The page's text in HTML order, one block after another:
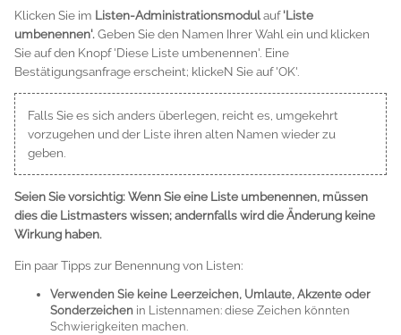
Klicken Sie im Listen-Administrationsmodulauf'Liste
umbenennen'. Geben Sie den Namen Ihrer Wahl ein und klicken
Sie auf den Knopf 'Diese Liste umbenennen'. Eine
Bestätigungsanfrage erscheint; klickeN Sie auf 'OK'.
Falls Sie es sich anders überlegen, reicht es, umgekehrt
vorzugehen und der Liste ihren alten Namen wieder zu
geben.
Seien Sie vorsichtig: Wenn Sie eine Liste umbenennen, müssen
dies die Listmasters wissen; andernfalls wird die Änderung keine
Wirkung haben.
Ein paar Tipps zur Benennung von Listen:
Verwenden Sie keine Leerzeichen, Umlaute, Akzente oder
Sonderzeichen in Listennamen: diese Zeichen könnten
Schwierigkeiten machen.